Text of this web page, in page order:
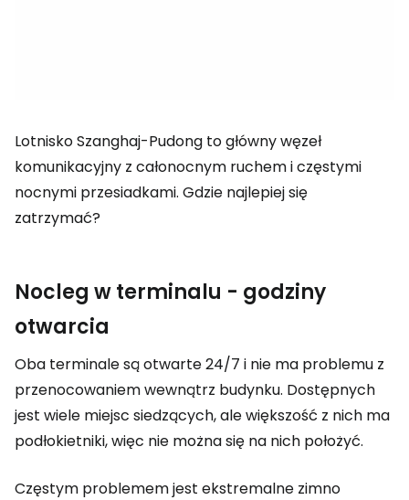
Lotnisko Szanghaj-Pudong to główny węzeł
komunikacyjny z całonocnym ruchem i częstymi
nocnymi przesiadkami. Gdzie najlepiej się
zatrzymać?
Nocleg w terminalu - godziny
otwarcia
Oba terminale są otwarte 24/7 i nie ma problemu z
przenocowaniem wewnątrz budynku. Dostępnych
jest wiele miejsc siedzących, ale większość z nich ma
podłokietniki, więc nie można się na nich położyć.
Częstym problemem jest ekstremalne zimno